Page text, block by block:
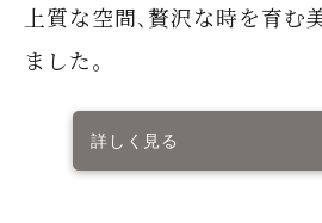
上質な空間､贅沢な時を育む
ました｡
詳しく見る